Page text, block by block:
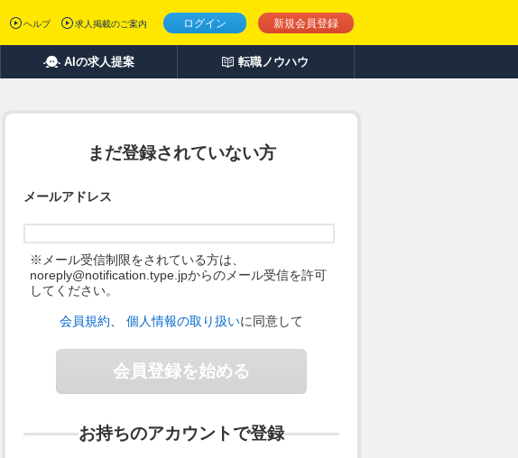
ログイン 新規会員登録
ヘルプ 求人掲載のご案内
AIの求人提案 転職ノウハウ
まだ登録されていない方
メールアドレス
※メール受信制限をされている方は、
noreply@notification.type.jpからのメール受信を許可
してください。
会員規約 個人情報の取り扱いに同意して
会員登録を始める
お持ちのアカウントで登録